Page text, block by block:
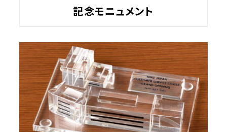
記念モニュメント